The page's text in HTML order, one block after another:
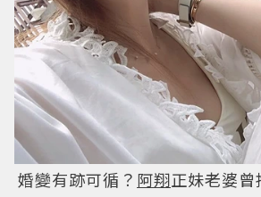
婚變有跡可循？ 阿翔正妹老婆